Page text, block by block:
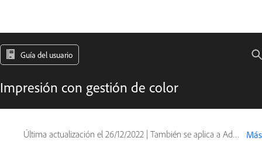
Guía del usuario
Impresión con gestión de color
Última actualización el 26/12/2022 | También se aplica a Adobe Photoshop CS6 Más